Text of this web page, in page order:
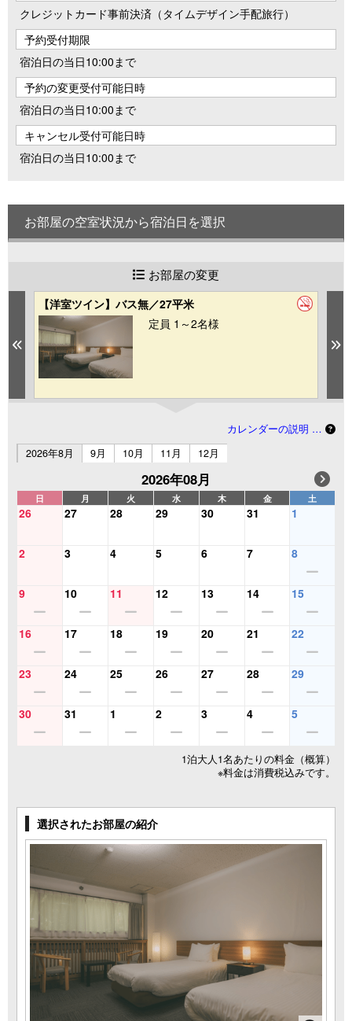
クレジットカード事前決済（タイムデザイン手配旅行）
予約受付期限
宿泊日の当日10:00まで
予約の変更受付可能日時
宿泊日の当日10:00まで
キャンセル受付可能日時
宿泊日の当日10:00まで
お部屋の空室状況から宿泊日を選択
お部屋の変更
Previous
【洋室ツイン】バス無／27平米
定員 1～2名様
カレンダーの説明 …
2026年8月
9月 10月 11月 12月
2026年08月
日 月 火 水 木 金 土
26 27 28 29 30 31 1
2 3 4 5 6 7 8
9 10 11 12 13 14 15
16 17 18 19 20 21 22
23 24 25 26 27 28 29
30 31 1 2 3 4 5
1泊大人1名あたりの料金（概算）
※料金は消費税込みです。
選択されたお部屋の紹介